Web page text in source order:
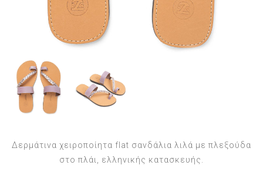
Δερμάτινα χειροποίητα flat σανδάλια λιλά με πλεξούδα
στο πλάι, ελληνικής κατασκευής.